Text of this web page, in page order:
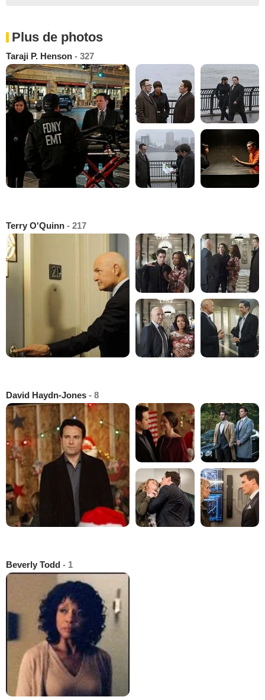
Plus de photos
Taraji P. Henson - 327
Terry O'Quinn - 217
David Haydn-Jones - 8
Beverly Todd - 1